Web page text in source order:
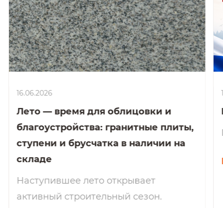
16.06.2026
Лето — время для облицовки и
благоустройства: гранитные плиты,
ступени и брусчатка в наличии на
складе
Наступившее лето открывает
активный строительный сезон.